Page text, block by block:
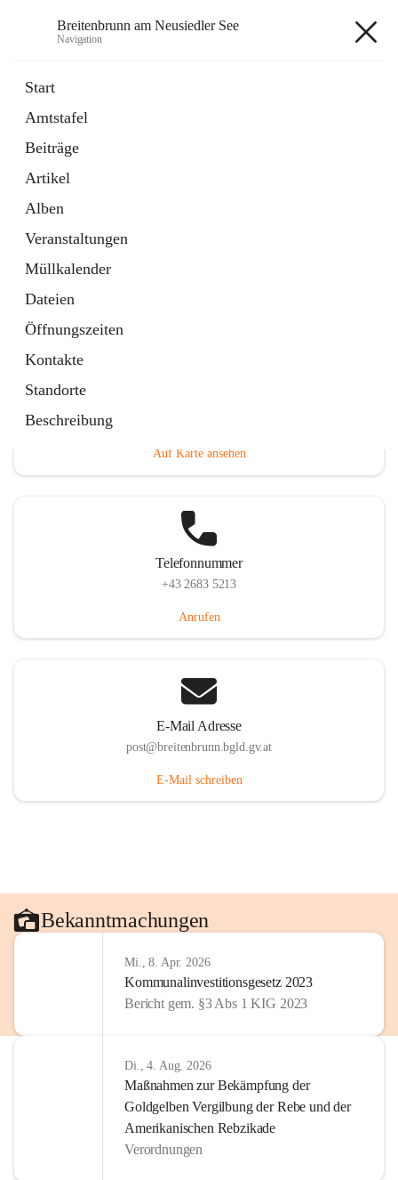
Breitenbrunn am Neusiedler See
Navigation
Start
Amtstafel
Beiträge
Artikel
Alben
Veranstaltungen
Müllkalender
Dateien
Öffnungszeiten
Kontakte
Standorte
Beschreibung
18 Schnellzugriffe
Gemeindeservice
Auf Karte ansehen
Telefonnummer
+43 2683 5213
Anrufen
E-Mail Adresse
post@breitenbrunn.bgld.gv.at
E-Mail schreiben
Bekanntmachungen
Mi., 8. Apr. 2026
Kommunalinvestitionsgesetz 2023
Bericht gem. §3 Abs 1 KIG 2023
Di., 4. Aug. 2026
Maßnahmen zur Bekämpfung der
Goldgelben Vergilbung der Rebe und der
Amerikanischen Rebzikade
Verordnungen